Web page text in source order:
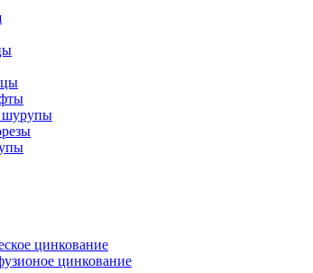
шурупы
цинкование
цинкование